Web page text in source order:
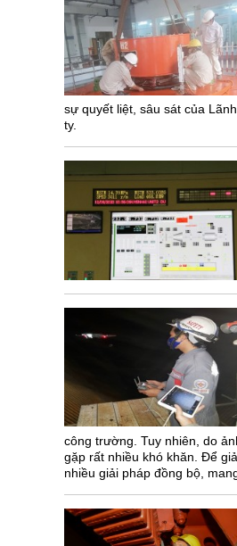
sự quyết liệt, sâu sát của
ty.
công trường. Tuy nhiên, do
gặp rất nhiều khó khăn. Để
nhiều giải pháp đồng bộ,